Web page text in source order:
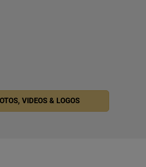
VIDEOS & LOGOS